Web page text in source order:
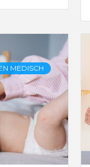
MEDISCH